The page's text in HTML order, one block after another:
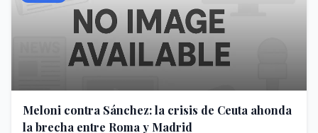
Meloni contra Sánchez: la crisis de Ceuta ahonda
la brecha entre Roma y Madrid